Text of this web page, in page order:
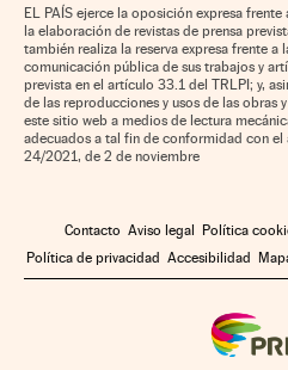
EL PAÍS ejerce la oposición expresa
la elaboración de revistas de prensa
también realiza la reserva expresa frente
comunicación pública de sus trabajos y
prevista en el artículo 33.1 del TRLPI; y,
de las reproducciones y usos de las obras
este sitio web a medios de lectura
adecuados a tal fin de conformidad con
24/2021, de 2 de noviembre
Contacto Aviso legal Política
Política de privacidad Accesibilidad